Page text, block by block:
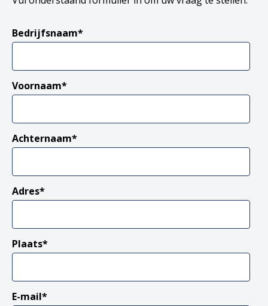
Bedrijfsnaam*
Voornaam*
Achternaam*
Adres*
Plaats*
E-mail*